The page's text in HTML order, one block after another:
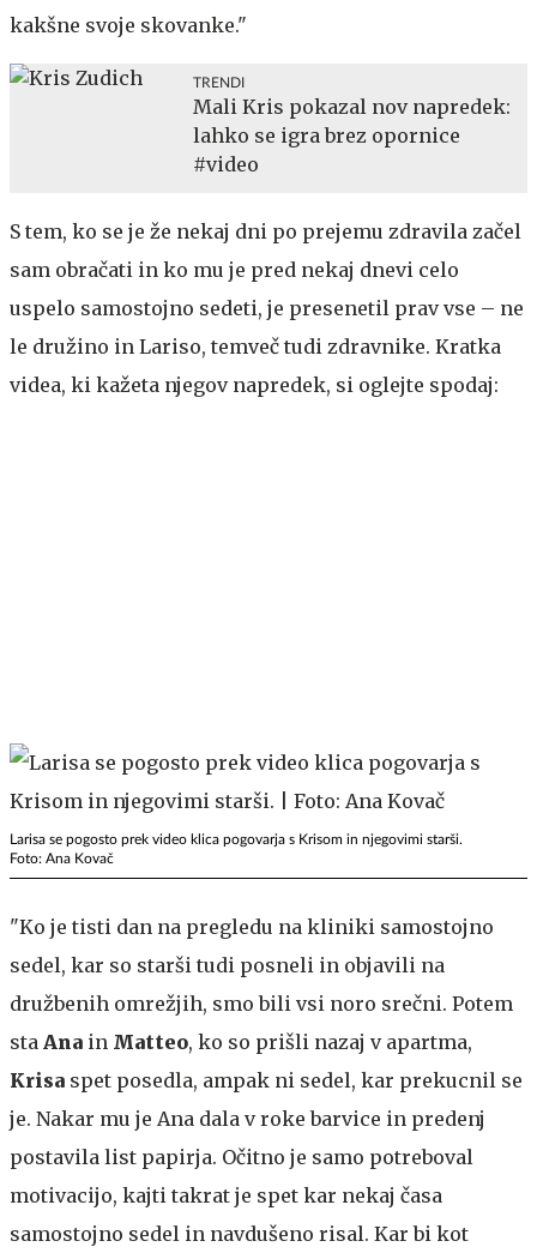
kakšne svoje skovanke."
TRENDI
Mali Kris pokazal nov napredek:
lahko se igra brez opornice
#video
S tem, ko se je že nekaj dni po prejemu zdravila začel
sam obračati in ko mu je pred nekaj dnevi celo
uspelo samostojno sedeti, je presenetil prav vse – ne
le družino in Lariso, temveč tudi zdravnike. Kratka
videa, ki kažeta njegov napredek, si oglejte spodaj:
Larisa se pogosto prek video klica pogovarja s Krisom in njegovimi starši.
Foto: Ana Kovač
"Ko je tisti dan na pregledu na kliniki samostojno
sedel, kar so starši tudi posneli in objavili na
družbenih omrežjih, smo bili vsi noro srečni. Potem
sta Ana in Matteo, ko so prišli nazaj v apartma,
Krisa spet posedla, ampak ni sedel, kar prekucnil se
je. Nakar mu je Ana dala v roke barvice in predenj
postavila list papirja. Očitno je samo potreboval
motivacijo, kajti takrat je spet kar nekaj časa
samostojno sedel in navdušeno risal. Kar bi kot